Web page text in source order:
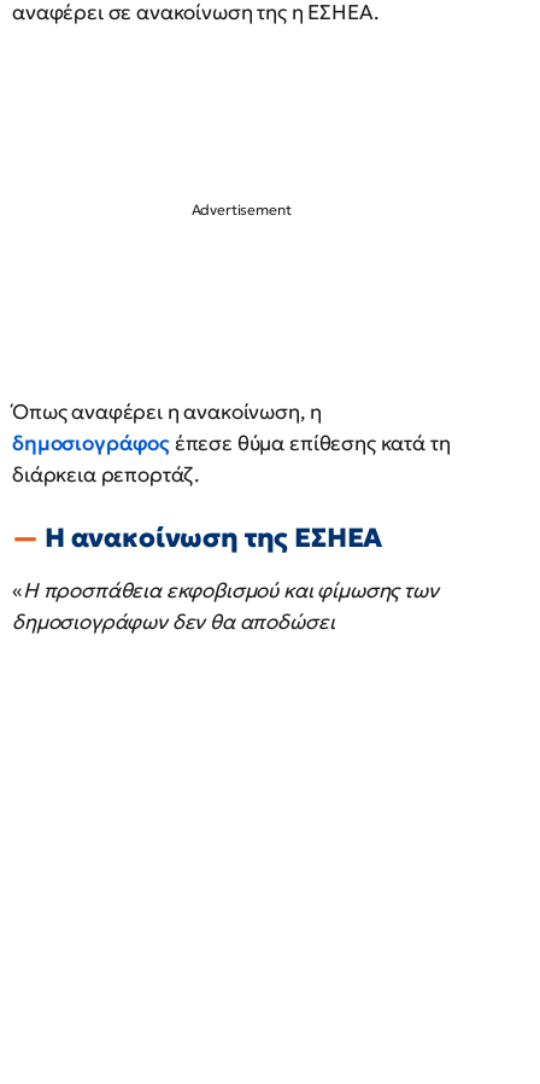
αναφέρει σε ανακοίνωση της η ΕΣΗΕΑ.
Όπως αναφέρει η ανακοίνωση, η
δημοσιογράφοςέπεσε θύμα επίθεσης κατά τη
διάρκεια ρεπορτάζ.
Η ανακοίνωση της ΕΣΗΕΑ
«Η προσπάθεια εκφοβισμού και φίμωσης των
δημοσιογράφων δεν θα αποδώσει